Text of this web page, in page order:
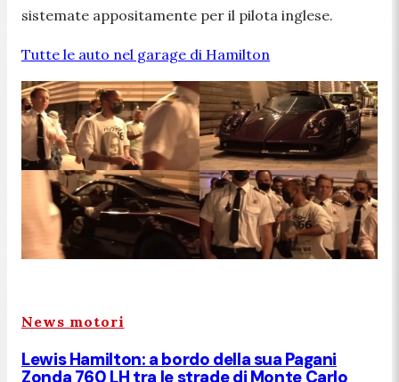
sistemate appositamente per il pilota inglese.
Tutte le auto nel garage di Hamilton
News motori
Lewis Hamilton: a bordo della sua Pagani
Zonda 760 LH tra le strade di Monte Carlo